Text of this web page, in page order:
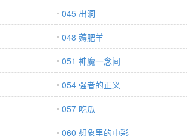
045 出洞
048 薅肥羊
051 神魔一念间
054 强者的正义
057 吃瓜
060 想象里的中彩